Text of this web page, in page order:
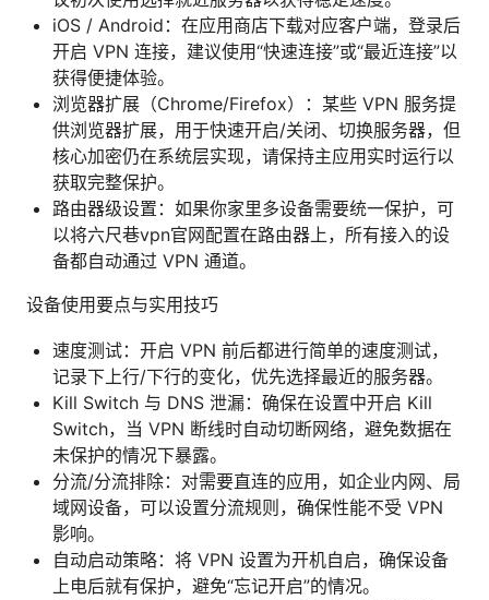
iOS / Android：在应用商店下载对应客户端，登录后
开启 VPN 连接，建议使用“快速连接”或“最近连接”以
获得便捷体验。
浏览器扩展（Chrome/Firefox）：某些 VPN 服务提
供浏览器扩展，用于快速开启/关闭、切换服务器，但
核心加密仍在系统层实现，请保持主应用实时运行以
获取完整保护。
路由器级设置：如果你家里多设备需要统一保护，可
以将六尺巷vpn官网配置在路由器上，所有接入的设
备都自动通过 VPN 通道。
设备使用要点与实用技巧
速度测试：开启 VPN 前后都进行简单的速度测试，
记录下上行/下行的变化，优先选择最近的服务器。
Kill Switch 与 DNS 泄漏：确保在设置中开启 Kill
Switch，当 VPN 断线时自动切断网络，避免数据在
未保护的情况下暴露。
分流/分流排除：对需要直连的应用，如企业内网、局
域网设备，可以设置分流规则，确保性能不受 VPN
影响。
自动启动策略：将 VPN 设置为开机自启，确保设备
上电后就有保护，避免“忘记开启”的情况。